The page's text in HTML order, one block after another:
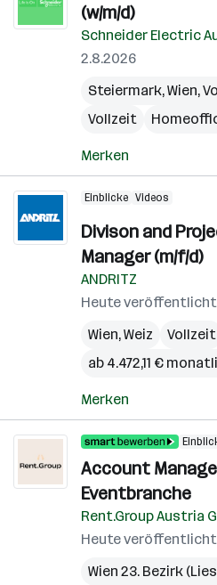
(w/m/d)
Schneider Electric
2.8.2026
Steiermark,Wien,
Vollzeit
Merken
Einblicke Videos
Divison and
Manager (m/f/d)
ANDRITZ
Heute veröffentlicht
Wien,Weiz Vollzeit
ab 4.472,11 €
Merken
Account
Eventbranche
Rent.Group Austria
Heute veröffentlicht
Wien 23. Bezirk